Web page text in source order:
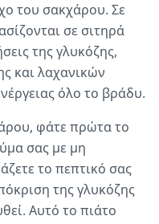
του σακχάρου. Σε
σε σιτηρά
της γλυκόζης,
και λαχανικών
όλο το βράδυ.
φάτε πρώτα το
σας με μη
το πεπτικό σας
της γλυκόζης
Αυτό το πιάτο